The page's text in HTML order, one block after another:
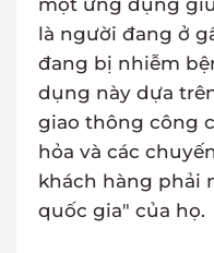
một ứng dụng
là người đang ở
đang bị nhiễm
dụng này dựa
giao thông công
hỏa và các
khách hàng phải
quốc gia" của họ.